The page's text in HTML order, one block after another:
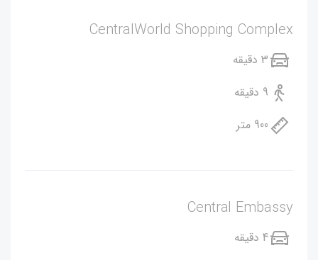
CentralWorld Shopping Complex
3 دقیقه
9 دقیقه
900 متر
Central Embassy
4 دقیقه